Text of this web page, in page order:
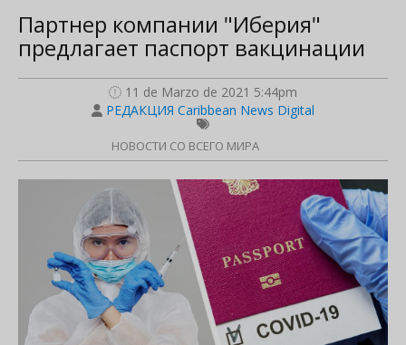
Партнер компании "Иберия"
предлагает паспорт вакцинации
11 de Marzo de 2021 5:44pm
РЕДАКЦИЯ Caribbean News Digital
НОВОСТИ СО ВСЕГО МИРА